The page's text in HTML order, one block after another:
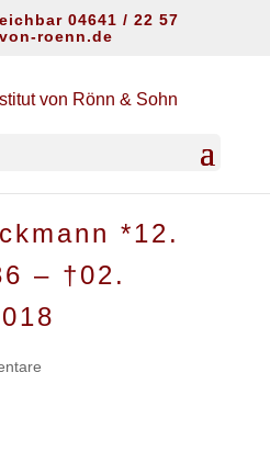
04641 / 22 57
roenn.de
*12.
– †02.